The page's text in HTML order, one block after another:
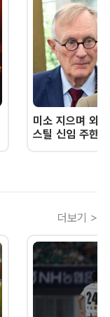
미소 지으며 외
스틸 신임 주한
더보기 >